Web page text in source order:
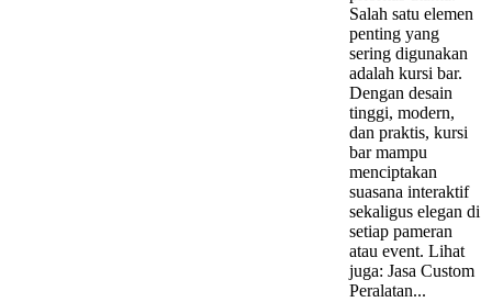
Salah satu elemen
penting yang
sering digunakan
adalah kursi bar.
Dengan desain
tinggi, modern,
dan praktis, kursi
bar mampu
menciptakan
suasana interaktif
sekaligus elegan di
setiap pameran
atau event. Lihat
juga: Jasa Custom
Peralatan...